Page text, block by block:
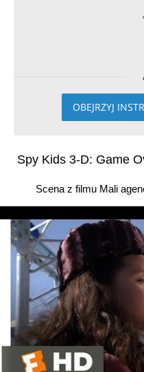
OBEJRZYJ
Spy Kids 3-D: Game
Scena z filmu Mali